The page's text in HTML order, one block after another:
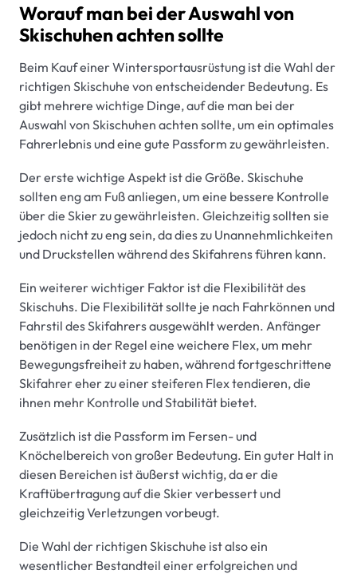
Worauf man bei der Auswahl von
Skischuhen achten sollte
Beim Kauf einer Wintersportausrüstung ist die Wahl der
richtigen Skischuhe von entscheidender Bedeutung. Es
gibt mehrere wichtige Dinge, auf die man bei der
Auswahl von Skischuhen achten sollte, um ein optimales
Fahrerlebnis und eine gute Passform zu gewährleisten.
Der erste wichtige Aspekt ist die Größe. Skischuhe
sollten eng am Fuß anliegen, um eine bessere Kontrolle
über die Skier zu gewährleisten. Gleichzeitig sollten sie
jedoch nicht zu eng sein, da dies zu Unannehmlichkeiten
und Druckstellen während des Skifahrens führen kann.
Ein weiterer wichtiger Faktor ist die Flexibilität des
Skischuhs. Die Flexibilität sollte je nach Fahrkönnen und
Fahrstil des Skifahrers ausgewählt werden. Anfänger
benötigen in der Regel eine weichere Flex, um mehr
Bewegungsfreiheit zu haben, während fortgeschrittene
Skifahrer eher zu einer steiferen Flex tendieren, die
ihnen mehr Kontrolle und Stabilität bietet.
Zusätzlich ist die Passform im Fersen- und
Knöchelbereich von großer Bedeutung. Ein guter Halt in
diesen Bereichen ist äußerst wichtig, da er die
Kraftübertragung auf die Skier verbessert und
gleichzeitig Verletzungen vorbeugt.
Die Wahl der richtigen Skischuhe ist also ein
wesentlicher Bestandteil einer erfolgreichen und